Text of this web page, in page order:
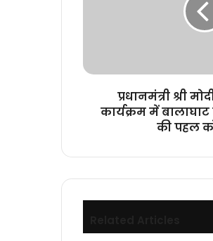
में
की
प्रधानमंत्री श्री
कार्यक्रम में
की पहल